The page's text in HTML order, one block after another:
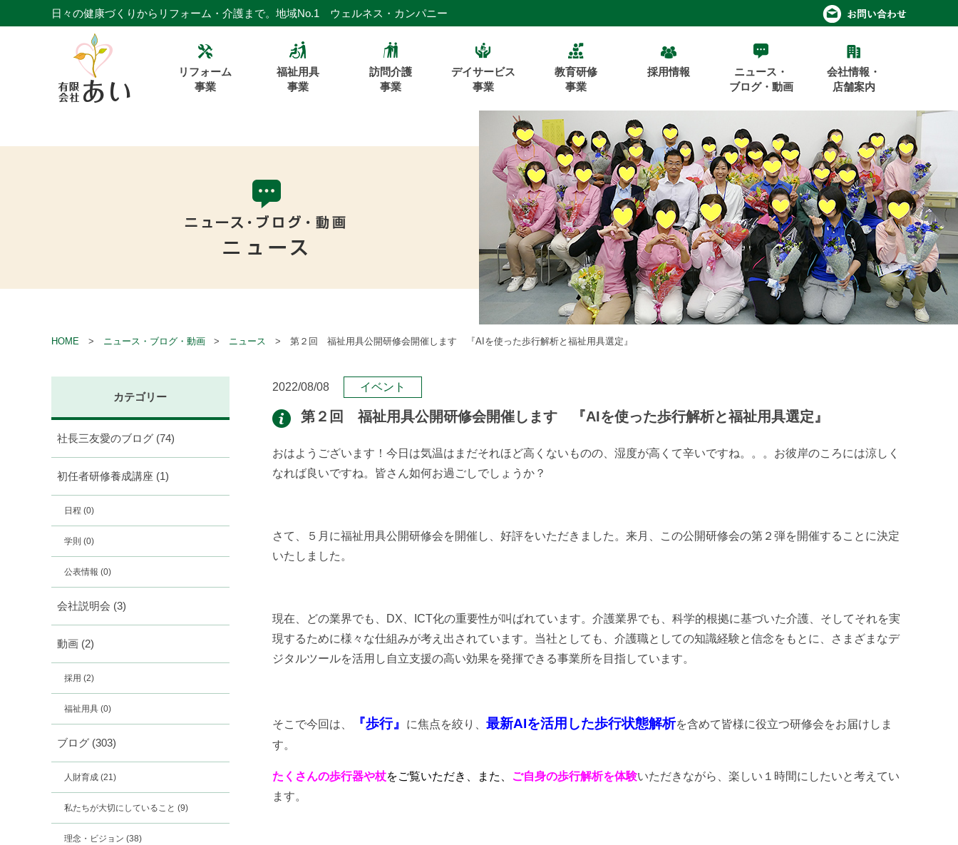
日々の健康づくりからリフォーム・介護まで。地域No.1 ウェルネス・カンパニー
リフォーム
事業
福祉用具
事業
訪問介護
事業
デイサービス
事業
教育研修
事業
採用情報
ニュース・
ブログ・動画
会社情報・
店舗案内
HOME ニュース・ブログ・動画 ニュース 第２回 福祉用具公開研修会開催します 『AIを使った歩行解析と福祉用具選定』
2022/08/08 イベント
第２回 福祉用具公開研修会開催します 『AIを使った歩行解析と福祉用具選定』
おはようございます！今日は気温はまだそれほど高くないものの、湿度が高くて辛いですね。。。お彼岸のころには涼しく
なれば良いですね。皆さん如何お過ごしでしょうか？
さて、５月に福祉用具公開研修会を開催し、好評をいただきました。来月、この公開研修会の第２弾を開催することに決定
いたしました。
現在、どの業界でも、DX、ICT化の重要性が叫ばれています。介護業界でも、科学的根拠に基づいた介護、そしてそれを実
現するために様々な仕組みが考え出されています。当社としても、介護職としての知識経験と信念をもとに、さまざまなデ
ジタルツールを活用し自立支援の高い効果を発揮できる事業所を目指しています。
そこで今回は、 『歩行』 に焦点を絞り、最新AIを活用した歩行状態解析を含めて皆様に役立つ研修会をお届けしま
す。
たくさんの歩行器や杖をご覧いただき、また、 ご自身の歩行解析を体験いただきながら、楽しい１時間にしたいと考えてい
ます。
カテゴリー
社長三友愛のブログ (74)
初任者研修養成講座 (1)
日程 (0)
学則 (0)
公表情報 (0)
会社説明会 (3)
動画 (2)
採用 (2)
福祉用具 (0)
ブログ (303)
人財育成 (21)
私たちが大切にしていること (9)
理念・ビジョン (38)